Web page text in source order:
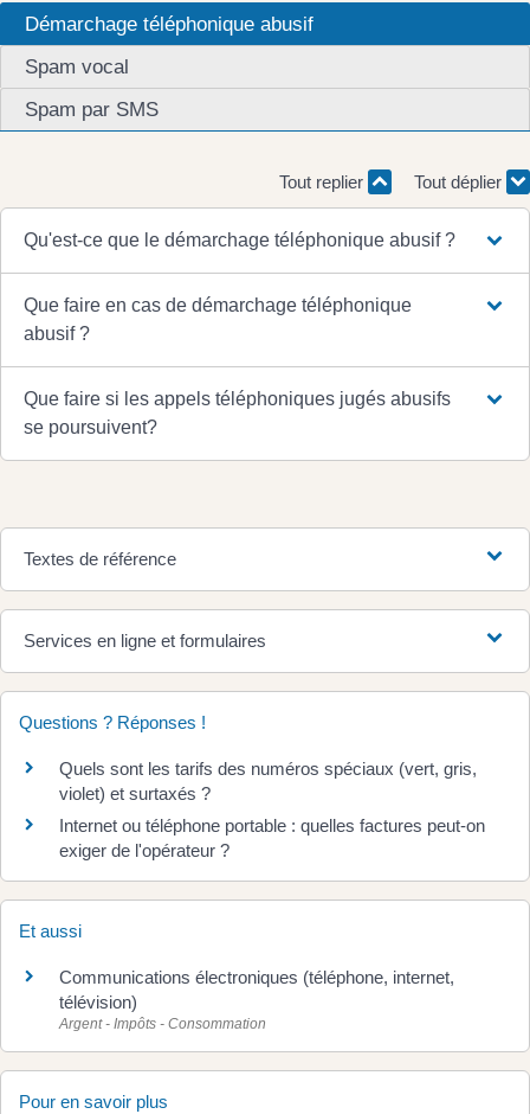
Démarchage téléphonique abusif
Spam vocal
Spam par SMS
Tout replier Tout déplier
Qu'est-ce que le démarchage téléphonique abusif ?
Que faire en cas de démarchage téléphonique
abusif ?
Que faire si les appels téléphoniques jugés abusifs
se poursuivent?
Textes de référence
Services en ligne et formulaires
Questions ? Réponses !
Quels sont les tarifs des numéros spéciaux (vert, gris,
violet) et surtaxés ?
Internet ou téléphone portable : quelles factures peut-on
exiger de l'opérateur ?
Et aussi
Communications électroniques (téléphone, internet,
télévision)
Argent - Impôts - Consommation
Pour en savoir plus